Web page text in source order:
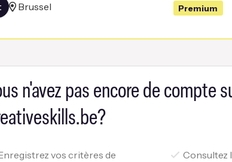
Brussel Premium
n'avez pas encore de compte
vos critères de
Consultez